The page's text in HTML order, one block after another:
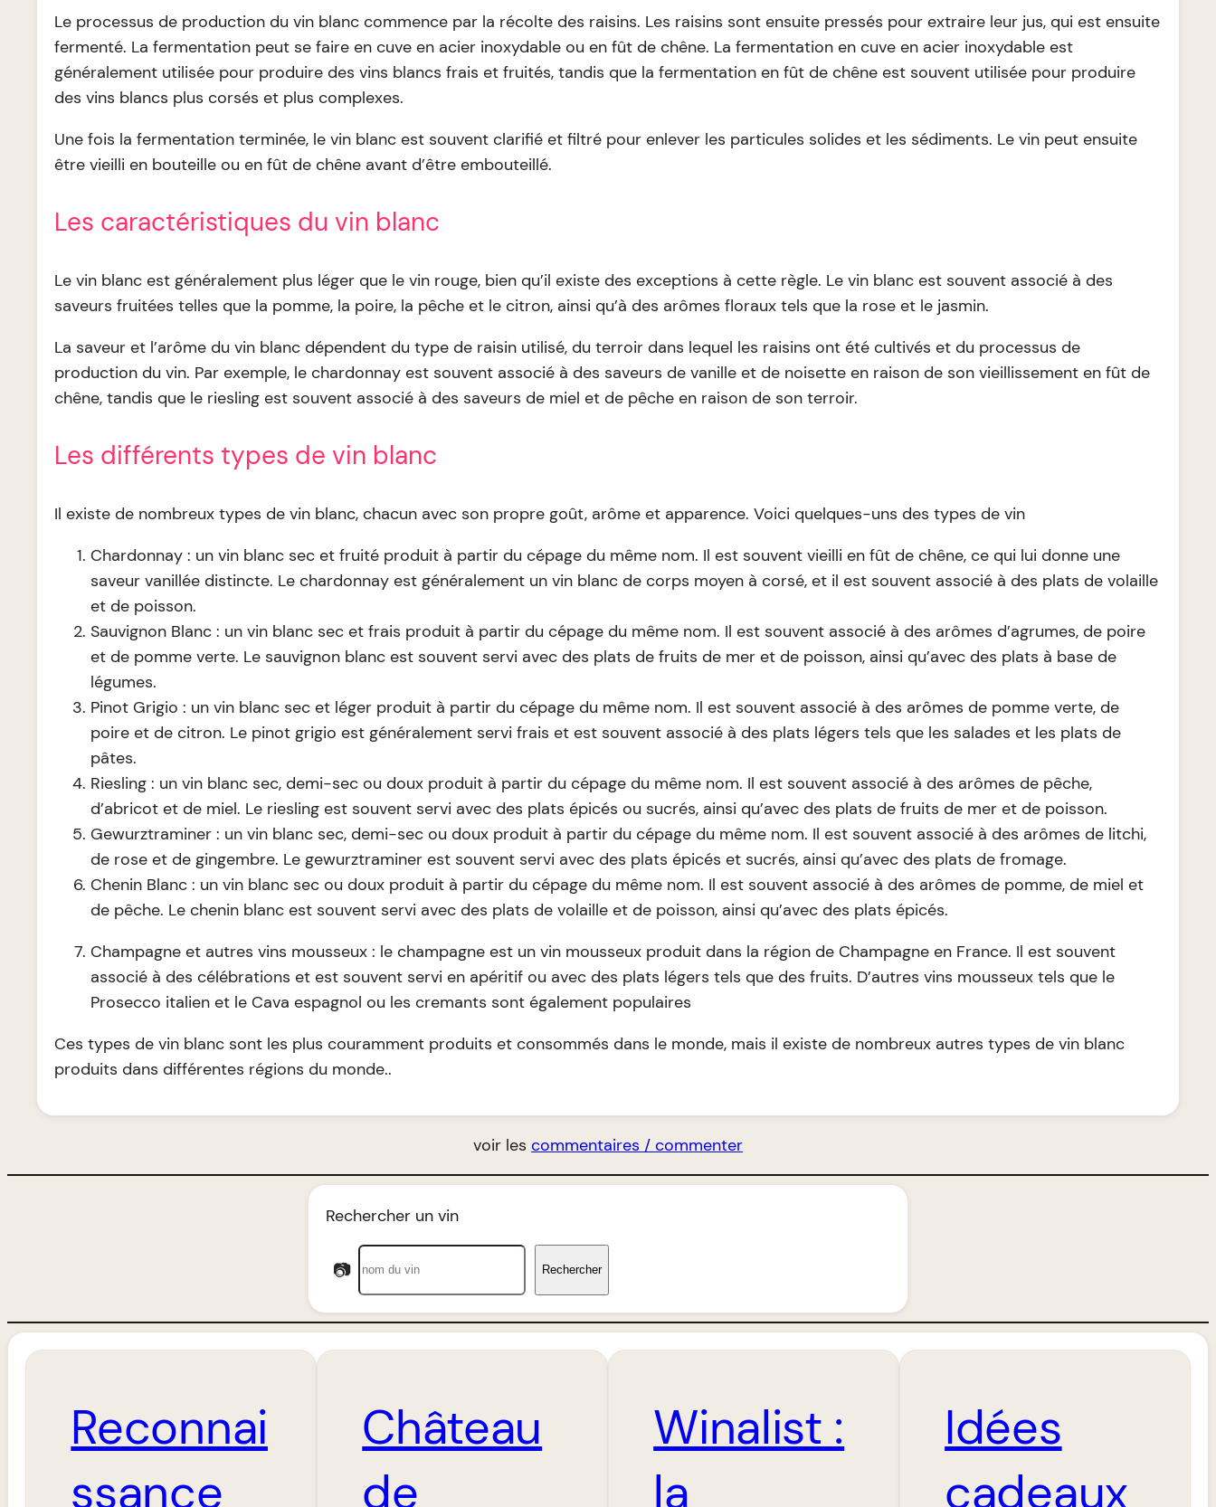
Le processus de production du vin blanc commence par la récolte des raisins. Les raisins sont ensuite pressés pour extraire leur jus, qui est ensuite
fermenté. La fermentation peut se faire en cuve en acier inoxydable ou en fût de chêne. La fermentation en cuve en acier inoxydable est
généralement utilisée pour produire des vins blancs frais et fruités, tandis que la fermentation en fût de chêne est souvent utilisée pour produire
des vins blancs plus corsés et plus complexes.
Une fois la fermentation terminée, le vin blanc est souvent clarifié et filtré pour enlever les particules solides et les sédiments. Le vin peut ensuite
être vieilli en bouteille ou en fût de chêne avant d’être embouteillé.
Les caractéristiques du vin blanc
Le vin blanc est généralement plus léger que le vin rouge, bien qu’il existe des exceptions à cette règle. Le vin blanc est souvent associé à des
saveurs fruitées telles que la pomme, la poire, la pêche et le citron, ainsi qu’à des arômes floraux tels que la rose et le jasmin.
La saveur et l’arôme du vin blanc dépendent du type de raisin utilisé, du terroir dans lequel les raisins ont été cultivés et du processus de
production du vin. Par exemple, le chardonnay est souvent associé à des saveurs de vanille et de noisette en raison de son vieillissement en fût de
chêne, tandis que le riesling est souvent associé à des saveurs de miel et de pêche en raison de son terroir.
Les différents types de vin blanc
Il existe de nombreux types de vin blanc, chacun avec son propre goût, arôme et apparence. Voici quelques-uns des types de vin
Chardonnay : un vin blanc sec et fruité produit à partir du cépage du même nom. Il est souvent vieilli en fût de chêne, ce qui lui donne une
saveur vanillée distincte. Le chardonnay est généralement un vin blanc de corps moyen à corsé, et il est souvent associé à des plats de volaille
et de poisson.
Sauvignon Blanc : un vin blanc sec et frais produit à partir du cépage du même nom. Il est souvent associé à des arômes d’agrumes, de poire
et de pomme verte. Le sauvignon blanc est souvent servi avec des plats de fruits de mer et de poisson, ainsi qu’avec des plats à base de
légumes.
Pinot Grigio : un vin blanc sec et léger produit à partir du cépage du même nom. Il est souvent associé à des arômes de pomme verte, de
poire et de citron. Le pinot grigio est généralement servi frais et est souvent associé à des plats légers tels que les salades et les plats de
pâtes.
Riesling : un vin blanc sec, demi-sec ou doux produit à partir du cépage du même nom. Il est souvent associé à des arômes de pêche,
d’abricot et de miel. Le riesling est souvent servi avec des plats épicés ou sucrés, ainsi qu’avec des plats de fruits de mer et de poisson.
Gewurztraminer : un vin blanc sec, demi-sec ou doux produit à partir du cépage du même nom. Il est souvent associé à des arômes de litchi,
de rose et de gingembre. Le gewurztraminer est souvent servi avec des plats épicés et sucrés, ainsi qu’avec des plats de fromage.
Chenin Blanc : un vin blanc sec ou doux produit à partir du cépage du même nom. Il est souvent associé à des arômes de pomme, de miel et
de pêche. Le chenin blanc est souvent servi avec des plats de volaille et de poisson, ainsi qu’avec des plats épicés.
Champagne et autres vins mousseux : le champagne est un vin mousseux produit dans la région de Champagne en France. Il est souvent
associé à des célébrations et est souvent servi en apéritif ou avec des plats légers tels que des fruits. D’autres vins mousseux tels que le
Prosecco italien et le Cava espagnol ou les cremants sont également populaires
Ces types de vin blanc sont les plus couramment produits et consommés dans le monde, mais il existe de nombreux autres types de vin blanc
produits dans différentes régions du monde..
voir les commentaires / commenter
Rechercher un vin
📷 Rechercher
Reconnai
ssance
Château
de
Winalist :
la
Idées
cadeaux